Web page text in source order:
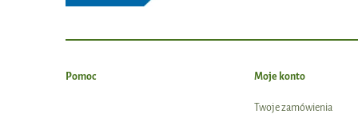
Pomoc Moje konto
Twoje zamówienia